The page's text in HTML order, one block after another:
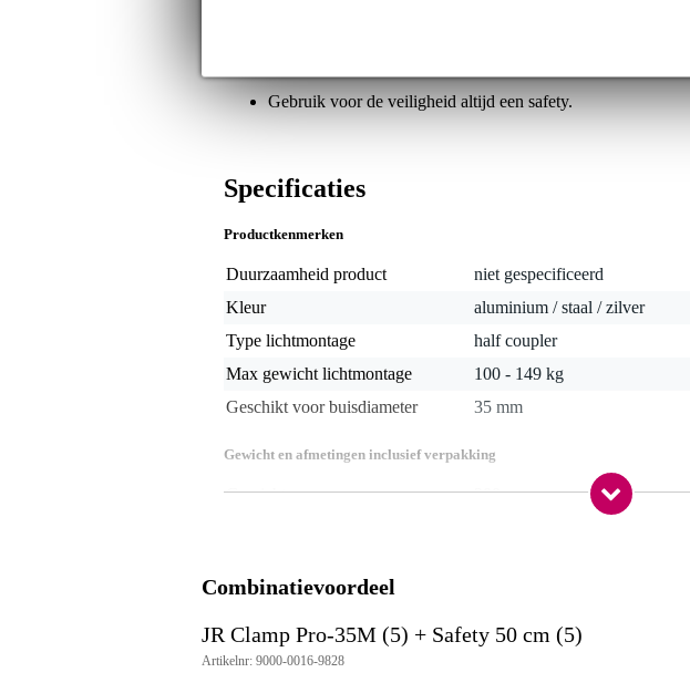
Gebruik voor de veiligheid altijd een safety.
Specificaties
Productkenmerken
Duurzaamheid product
niet gespecificeerd
Kleur
aluminium / staal / zilver
Type lichtmontage
half coupler
Max gewicht lichtmontage
100 - 149 kg
Geschikt voor buisdiameter
35 mm
Gewicht en afmetingen inclusief verpakking
Gewicht(incl. verpakking)
300 gr
Productspecificaties
geschikt voor 35 mm (truss)buis
voorzien van montage-gat
max. belasting: 100 kg
Combinatievoordeel
JR Clamp Pro-35M (5) + Safety 50 cm (5)
Artikelnr: 9000-0016-9828